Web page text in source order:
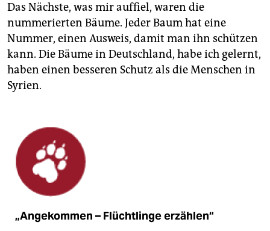
Das Nächste, was mir auffiel, waren die
nummerierten Bäume. Jeder Baum hat eine
Nummer, einen Ausweis, damit man ihn schützen
kann. Die Bäume in Deutschland, habe ich gelernt,
haben einen besseren Schutz als die Menschen in
Syrien.
„Angekommen – Flüchtlinge erzählen“